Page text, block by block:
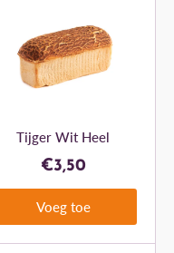
Tijger Wit Heel
€3,50
Voeg toe